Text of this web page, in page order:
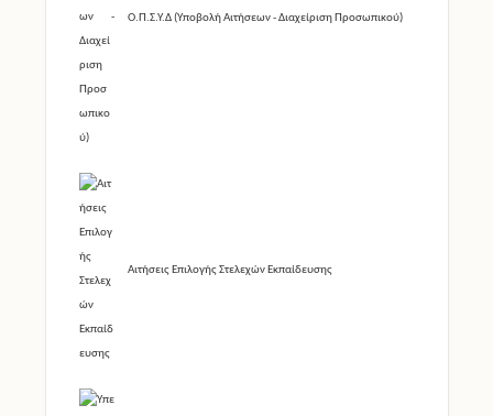
Ο.Π.Σ.Υ.Δ (Υποβολή Αιτήσεων - Διαχείριση Προσωπικού)
Αιτήσεις Επιλογής Στελεχών Εκπαίδευσης